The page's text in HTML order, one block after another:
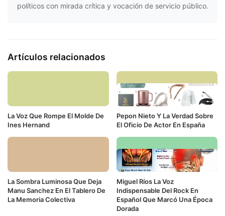
políticos con mirada crítica y vocación de servicio público.
Artículos relacionados
La Voz Que Rompe El Molde De
Ines Hernand
Pepon Nieto Y La Verdad Sobre
El Oficio De Actor En España
La Sombra Luminosa Que Deja
Manu Sanchez En El Tablero De
La Memoria Colectiva
Miguel Ríos La Voz
Indispensable Del Rock En
Español Que Marcó Una Época
Dorada